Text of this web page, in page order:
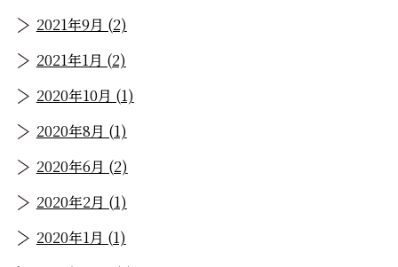
2021年9月 (2)
2021年1月 (2)
2020年10月 (1)
2020年8月 (1)
2020年6月 (2)
2020年2月 (1)
2020年1月 (1)